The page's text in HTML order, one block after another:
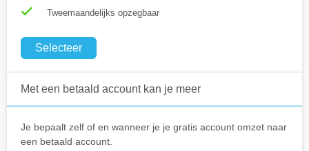
Tweemaandelijks opzegbaar
Selecteer
Met een betaald account kan je meer
Je bepaalt zelf of en wanneer je je gratis account omzet naar
een betaald account.